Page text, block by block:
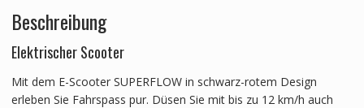
Beschreibung
Elektrischer Scooter
Mit dem E-Scooter SUPERFLOW in schwarz-rotem Design
erleben Sie Fahrspass pur. Düsen Sie mit bis zu 12 km/h auch